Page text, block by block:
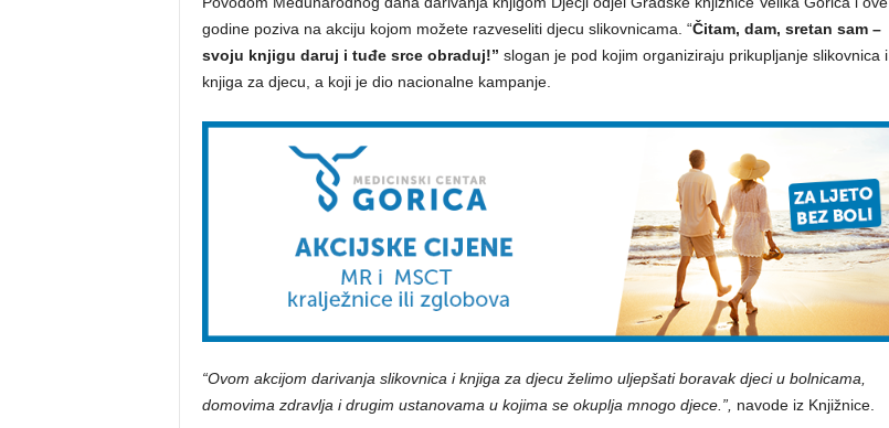
godine poziva na akciju kojom možete razveseliti djecu slikovnicama. “Čitam, dam, sretan sam –
svoju knjigu daruj i tuđe srce obraduj!” slogan je pod kojim organiziraju prikupljanje slikovnica i
knjiga za djecu, a koji je dio nacionalne kampanje.
“Ovom akcijom darivanja slikovnica i knjiga za djecu želimo uljepšati boravak djeci u bolnicama,
domovima zdravlja i drugim ustanovama u kojima se okuplja mnogo djece.”, navode iz Knjižnice.